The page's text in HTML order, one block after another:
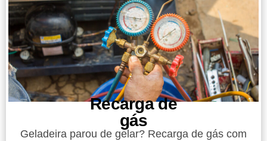
Recarga de
gás
Geladeira parou de gelar? Recarga de gás com